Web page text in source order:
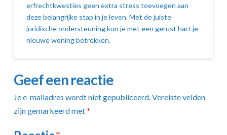
erfrechtkwesties geen extra stress toevoegen aan
deze belangrijke stap in je leven. Met de juiste
juridische ondersteuning kun je met een gerust hart je
nieuwe woning betrekken.
Geef een reactie
Je e-mailadres wordt niet gepubliceerd. Vereiste velden
zijn gemarkeerd met*